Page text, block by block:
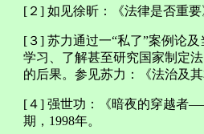
[２] 如见徐昕：《法律是否重
[３] 苏力通过一“私了”案例论
学习、了解甚至研究国家制定
的后果。参见苏力：《法治及
[４] 强世功：《暗夜的穿越者
期，1998年。